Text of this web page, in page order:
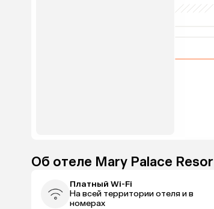
Об отеле Mary Palace
Платный Wi-Fi
На всей территории отеля и в
номерах